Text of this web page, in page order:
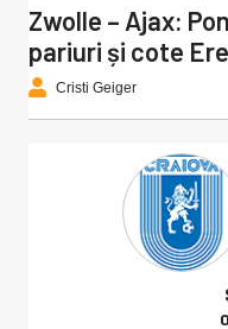
Zwolle – Ajax:
pariuri și cote
Cristi Geiger